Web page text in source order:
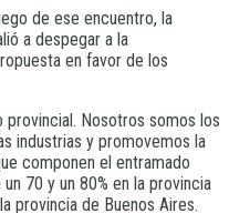
de ese encuentro, la
a despegar a la
en favor de los
provincial. Nosotros somos los
industrias y promovemos la
componen el entramado
70 y un 80% en la provincia
provincia de Buenos Aires.